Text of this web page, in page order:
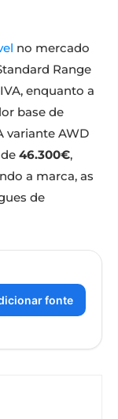
no mercado
Range
enquanto a
base de
variante AWD
46.300€,
a marca, as
de
fonte